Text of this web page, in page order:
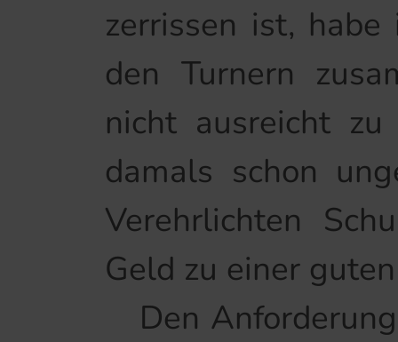
zerrissen ist,
den Turnern
nicht ausreicht
damals schon
Verehrlichten
Geld zu einer
Den